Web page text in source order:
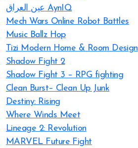
عين العراق AynIQ
Mech Wars Online Robot Battles
Music Ballz Hop
Tizi Modern Home & Room Design
Shadow Fight 2
Shadow Fight 3 – RPG fighting
Clean Burst– Clean Up Junk
Destiny: Rising
Where Winds Meet
Lineage 2: Revolution
MARVEL Future Fight